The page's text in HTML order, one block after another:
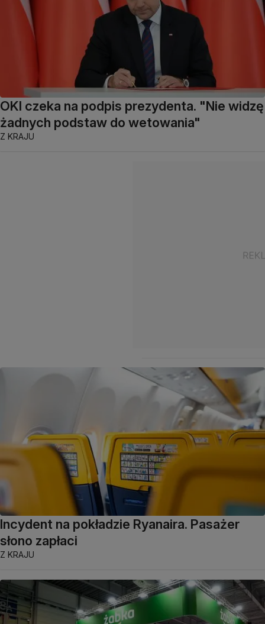
OKI czeka na podpis prezydenta. "Nie widzę
żadnych podstaw do wetowania"
Z KRAJU
Incydent na pokładzie Ryanaira. Pasażer
słono zapłaci
Z KRAJU